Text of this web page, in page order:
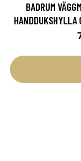
BADRUM
HANDDUKSHYLLA